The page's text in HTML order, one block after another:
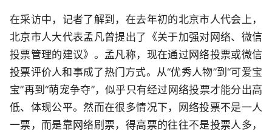
在采访中，记者了解到，在去年初的北京市人代会上，
北京市人大代表孟凡曾提出了《关于加强对网络、微信
投票管理的建议》。孟凡称，现在通过网络投票或微信
投票评价人和事成了热门方式。从“优秀人物”到“可爱宝
宝”再到“萌宠争夺”，似乎只有经过网络投票才能分出高
低、体现公平。然而在很多情况下，网络投票不是一人
一票，而是靠网络刷票，得高票的往往不是投票人多，